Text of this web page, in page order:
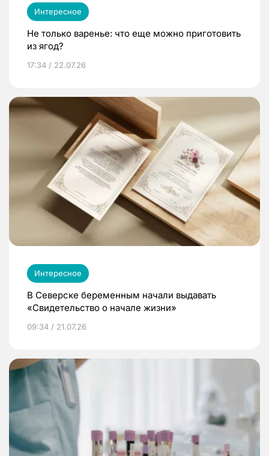
Интересное
Не только варенье: что еще можно приготовить
из ягод?
17:34 / 22.07.26
Интересное
В Северске беременным начали выдавать
«Свидетельство о начале жизни»
09:34 / 21.07.26